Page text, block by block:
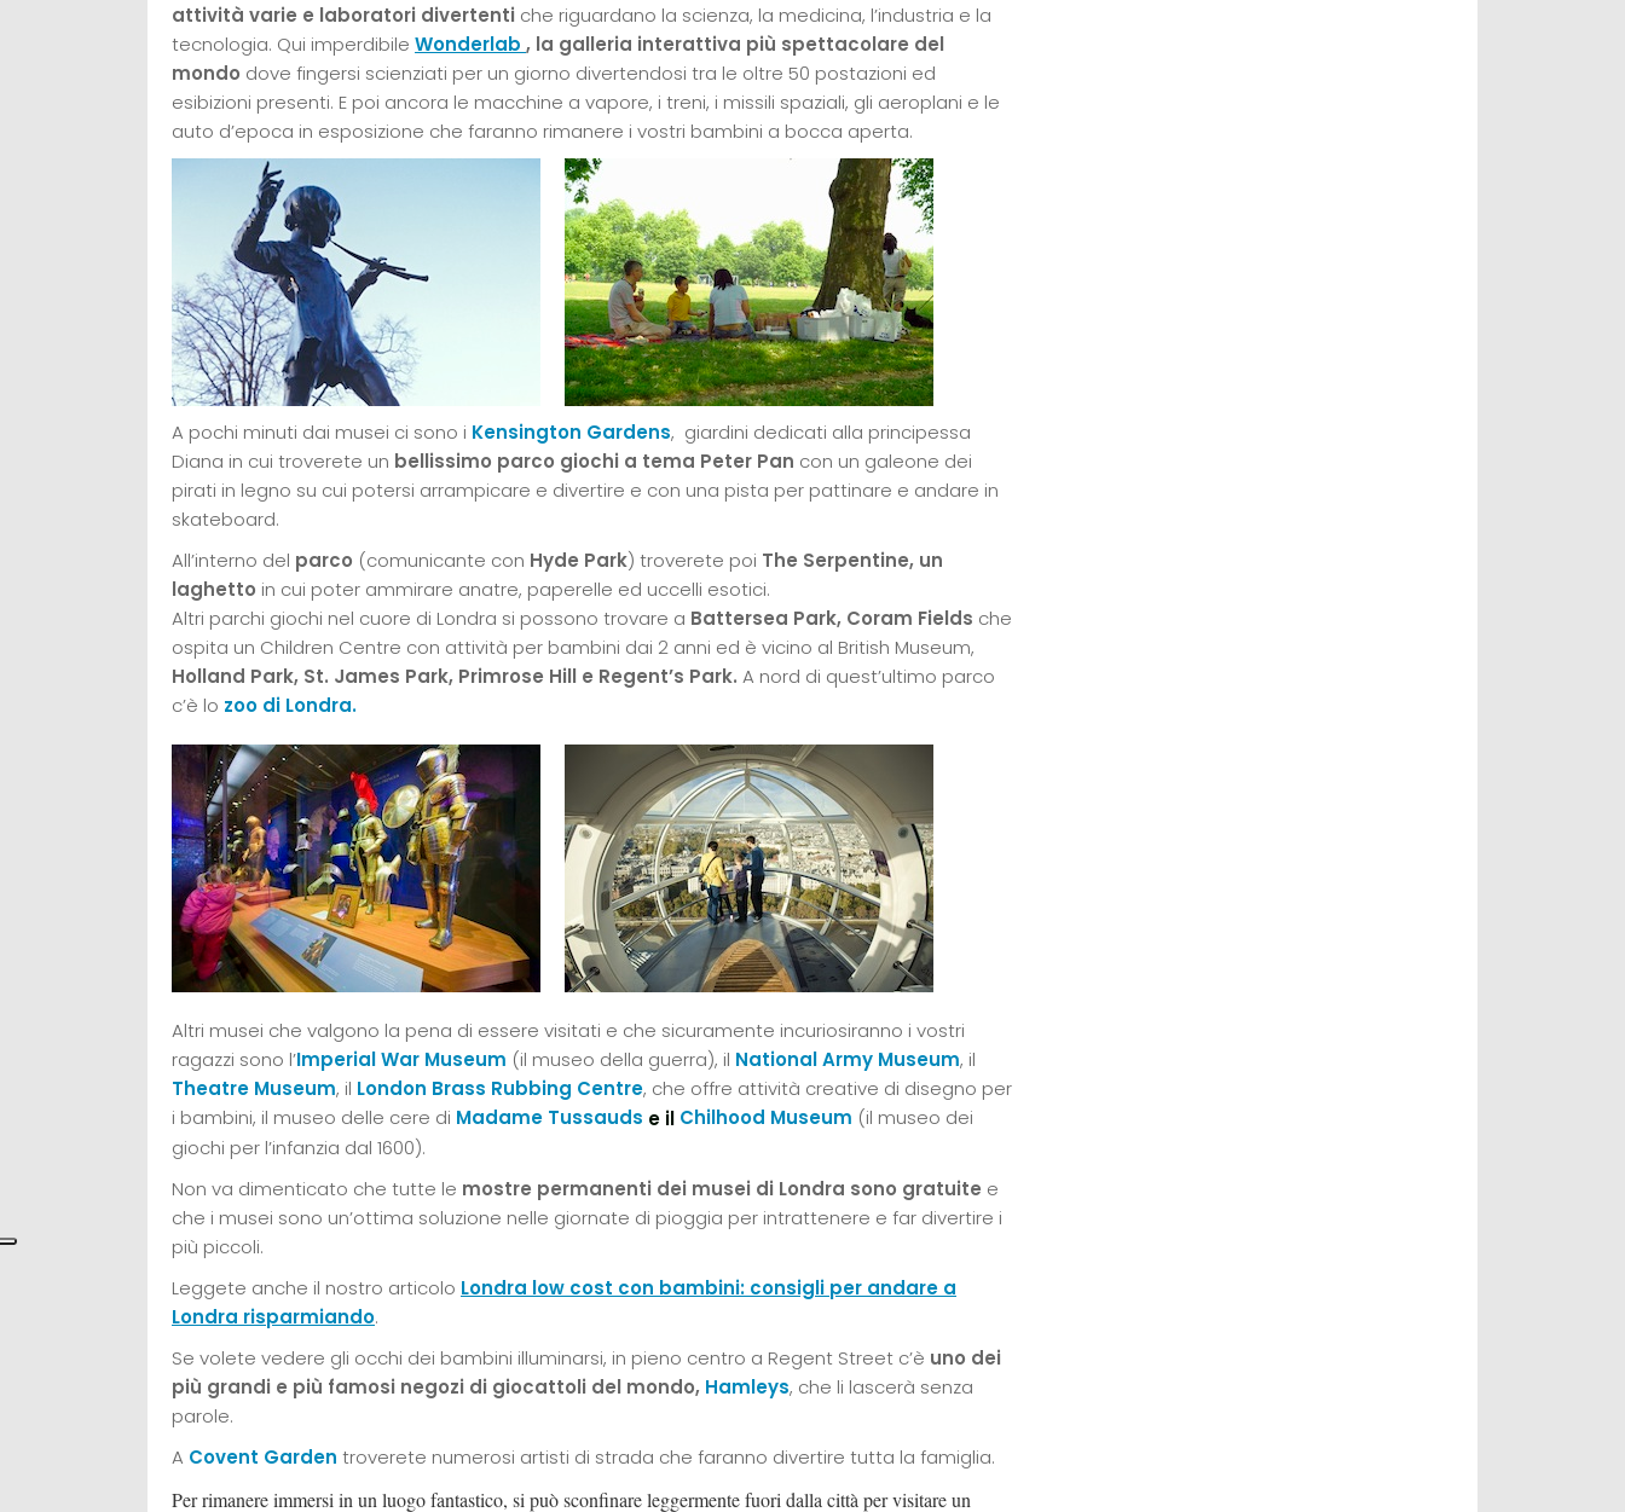
attività varie e laboratori divertenti che riguardano la scienza, la medicina, l’industria e la
tecnologia. Qui imperdibile Wonderlab , la galleria interattiva più spettacolare del
mondo dove fingersi scienziati per un giorno divertendosi tra le oltre 50 postazioni ed
esibizioni presenti. E poi ancora le macchine a vapore, i treni, i missili spaziali, gli aeroplani e le
auto d’epoca in esposizione che faranno rimanere i vostri bambini a bocca aperta.
A pochi minuti dai musei ci sono i Kensington Gardens, giardini dedicati alla principessa
Diana in cui troverete un bellissimo parco giochi a tema Peter Pan con un galeone dei
pirati in legno su cui potersi arrampicare e divertire e con una pista per pattinare e andare in
skateboard.
All’interno del parco (comunicante con Hyde Park) troverete poi The Serpentine, un
laghetto in cui poter ammirare anatre, paperelle ed uccelli esotici.
Altri parchi giochi nel cuore di Londra si possono trovare a Battersea Park, Coram Fields che
ospita un Children Centre con attività per bambini dai 2 anni ed è vicino al British Museum,
Holland Park, St. James Park, Primrose Hill e Regent’s Park. A nord di quest’ultimo parco
c’è lo zoo di Londra.
Altri musei che valgono la pena di essere visitati e che sicuramente incuriosiranno i vostri
ragazzi sono l’Imperial War Museum (il museo della guerra), il National Army Museum, il
Theatre Museum, il London Brass Rubbing Centre, che offre attività creative di disegno per
i bambini, il museo delle cere di Madame Tussauds e il Chilhood Museum (il museo dei
giochi per l’infanzia dal 1600).
Non va dimenticato che tutte le mostre permanenti dei musei di Londra sono gratuite e
che i musei sono un’ottima soluzione nelle giornate di pioggia per intrattenere e far divertire i
più piccoli.
Leggete anche il nostro articolo Londra low cost con bambini: consigli per andare a
Londra risparmiando.
Se volete vedere gli occhi dei bambini illuminarsi, in pieno centro a Regent Street c’è uno dei
più grandi e più famosi negozi di giocattoli del mondo, Hamleys, che li lascerà senza
parole.
A Covent Garden troverete numerosi artisti di strada che faranno divertire tutta la famiglia.
Per rimanere immersi in un luogo fantastico, si può sconfinare leggermente fuori dalla città per visitare un